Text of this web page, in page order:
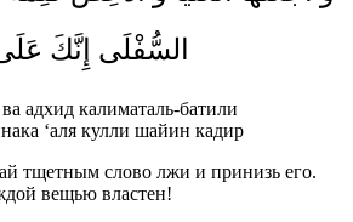
السُّفْلَى إِنَّكَ
адхид калиматаль-батили
‘аля кулли шайин кадир
тщетным слово лжи и принизь его.
вещью властен!